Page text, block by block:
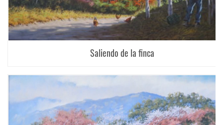
Saliendo de la finca